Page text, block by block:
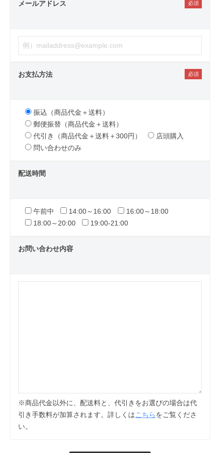
メールアドレス
お支払方法
振込（商品代金＋送料）
郵便振替（商品代金＋送料）
代引き（商品代金＋送料＋300円）
店頭購入
問い合わせのみ
配送時間
午前中 14:00～16:00
16:00～18:00
18:00～20:00
19:00-21:00
お問い合わせ内容
※商品代金以外に、配送料と、代引きをお選びの場合は代
引き手数料が加算されます。詳しくは こちら をご覧くださ
い。